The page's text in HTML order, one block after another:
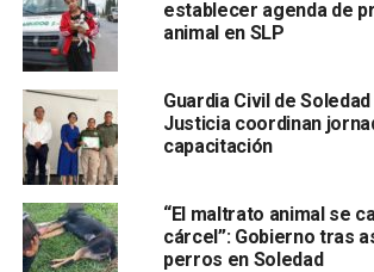
administración, priorizando la cercanía con
la atención directa a sus reportes, bajo
operativa que permitirá avanzar de manera
todo el territorio municipal.
El Alcalde Navarro Muñiz destacó la
resultados sean visibles y las familias
mejora en su entorno:
establecer agenda de
animal en SLP
Guardia Civil de
Justicia coordinan
capacitación
“El maltrato animal se
cárcel”: Gobierno tras
perros en Soledad